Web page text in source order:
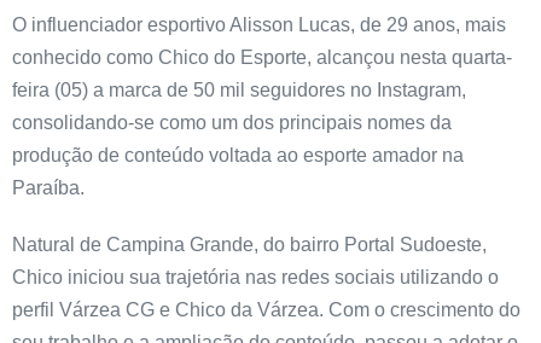
O influenciador esportivo Alisson Lucas, de 29 anos, mais
conhecido como Chico do Esporte, alcançou nesta quarta-
feira (05) a marca de 50 mil seguidores no Instagram,
consolidando-se como um dos principais nomes da
produção de conteúdo voltada ao esporte amador na
Paraíba.
Natural de Campina Grande, do bairro Portal Sudoeste,
Chico iniciou sua trajetória nas redes sociais utilizando o
perfil Várzea CG e Chico da Várzea. Com o crescimento do